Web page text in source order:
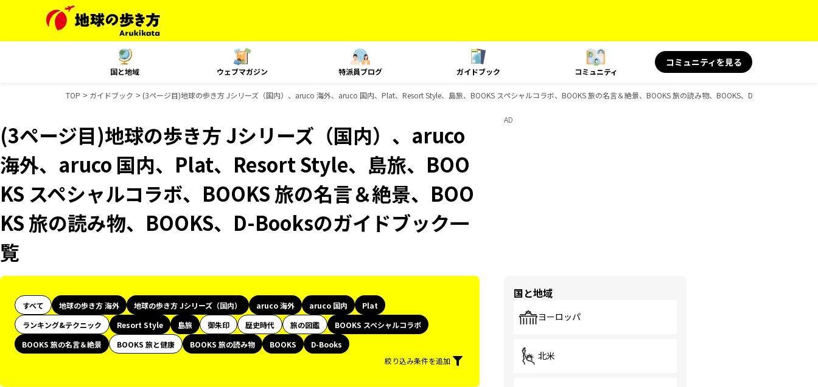
国と地域 ウェブマガジン 特派員ブログ ガイドブック コミュニティ
コミュニティを見る
TOP ガイドブック (3ページ目)地球の歩き方 Jシリーズ（国内）、aruco 海外、aruco 国内、Plat、Resort Style、島旅、BOOKS スペシャルコラボ、BOOKS 旅の名言＆絶景、BOOKS 旅の読み物、BOOKS、D-Booksのガイドブ
(3ページ目)地球の歩き方 Jシリーズ（国内）、aruco
海外、aruco 国内、Plat、Resort Style、島旅、BOO
KS スペシャルコラボ、BOOKS 旅の名言＆絶景、BOO
KS 旅の読み物、BOOKS、D-Booksのガイドブック一
覧
すべて 地球の歩き方 海外 地球の歩き方 Jシリーズ（国内） aruco 海外 aruco 国内
Plat
ランキング&テクニック
Resort Style 島旅 御朱印 歴史時代 旅の図鑑
BOOKS スペシャルコラボ
BOOKS 旅の名言＆絶景
BOOKS 旅と健康 BOOKS 旅の読み物 BOOKS
D-Books
絞り込み条件を追加
AD
国と地域
ヨーロッパ
北米